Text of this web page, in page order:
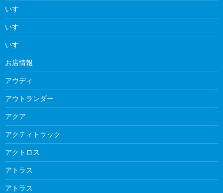
いすゞ
いすゞ
いすゞ
お店情報
アウディ
アウトランダー
アクア
アクティトラック
アクトロス
アトラス
アトラス